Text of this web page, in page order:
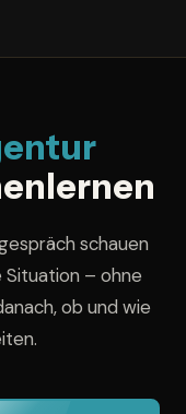
tätig
schauen
Situation – ohne
ob und wie